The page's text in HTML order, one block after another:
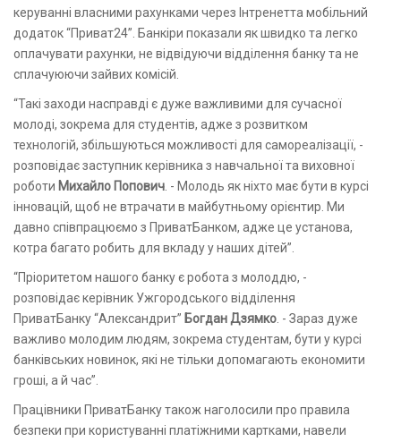
керуванні власними рахунками через Інтренетта мобільний
додаток “Приват24”. Банкіри показали як швидко та легко
оплачувати рахунки, не відвідуючи відділення банку та не
сплачуюючи зайвих комісій.
“Такі заходи насправді є дуже важливими для сучасної
молоді, зокрема для студентів, адже з розвитком
технологій, збільшуються можливості для самореалізації, -
розповідає заступник керівника з навчальної та виховної
роботи Михайло Попович . - Молодь як ніхто має бути в курсі
інновацій, щоб не втрачати в майбутньому орієнтир. Ми
давно співпрацюємо з ПриватБанком, адже це установа,
котра багато робить для вкладу у наших дітей”.
“Пріоритетом нашого банку є робота з молоддю, -
розповідає керівник Ужгородського відділення
ПриватБанку “Александрит” Богдан Дзямко . - Зараз дуже
важливо молодим людям, зокрема студентам, бути у курсі
банківських новинок, які не тільки допомагають економити
гроші, а й час”.
Працівники ПриватБанку також наголосили про правила
безпеки при користуванні платіжними картками, навели